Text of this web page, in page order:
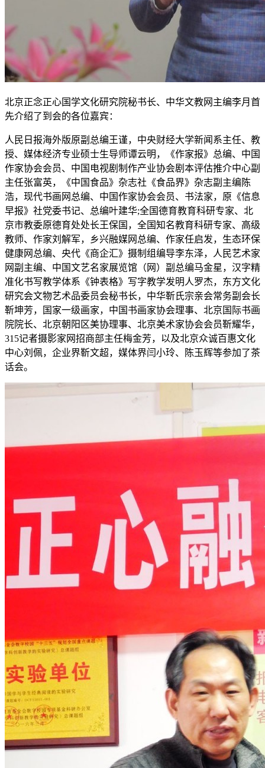
北京正念正心国学文化研究院秘书长、中华文教网主编李月首
先介绍了到会的各位嘉宾：
人民日报海外版原副总编王谨，中央财经大学新闻系主任、教
授、媒体经济专业硕士生导师谭云明，《作家报》总编、中国
作家协会会员、中国电视剧制作产业协会剧本评估推介中心副
主任张富英，《中国食品》杂志社《食品界》杂志副主编陈
浩，现代书画网总编、中国作家协会会员、书法家，原《信息
早报》社党委书记、总编叶建华;全国德育教育科研专家、北
京市教委原德育处处长王保国，全国知名教育科研专家、高级
教师、作家刘解军，乡兴融媒网总编、作家任启发，生态环保
健康网总编、央代《商企汇》摄制组编导李东泽，人民艺术家
网副主编、中国文艺名家展览馆（网）副总编马金星，汉字精
准化书写教学体系《钟表格》写字教学发明人罗杰，东方文化
研究会文物艺术品委员会秘书长，中华靳氏宗亲会常务副会长
靳坤芳，国家一级画家，中国书画家协会理事、北京国际书画
院院长、北京朝阳区美协理事、北京美术家协会会员靳耀华，
315记者摄影家网招商部主任梅金芳，以及北京众诚百惠文化
中心刘佩，企业界靳文超，媒体界闫小玲、陈玉辉等参加了茶
话会。